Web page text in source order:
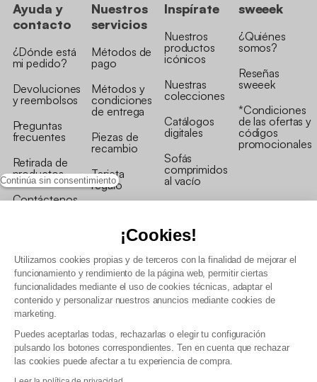
Continúa sin consentimiento
¡Cookies!
Utilizamos cookies propias y de terceros con la finalidad de mejorar el
funcionamiento y rendimiento de la página web, permitir ciertas
funcionalidades mediante el uso de cookies técnicas, adaptar el
contenido y personalizar nuestros anuncios mediante cookies de
marketing.
Puedes aceptarlas todas, rechazarlas o elegir tu configuración
pulsando los botones correspondientes. Ten en cuenta que rechazar
las cookies puede afectar a tu experiencia de compra.
Ayuda y
contacto
¿Dónde está
mi pedido?
Devoluciones
y reembolsos
Preguntas
frecuentes
Retirada de
productos
Contáctenos
Nuestros
servicios
Métodos de
pago
Métodos y
condiciones
de entrega
Piezas de
recambio
Tarjeta
regalo
Inspírate
Nuestros
productos
icónicos
Nuestras
colecciones
Catálogos
digitales
Sofás
comprimidos
al vacío
sweeek
¿Quiénes
somos?
Reseñas
sweeek
*Condiciones
de las ofertas y
códigos
promocionales
Política de gestión de datos personales y cookies
Condiciones generales de Venta Profesional
Declaración de accesibilidad